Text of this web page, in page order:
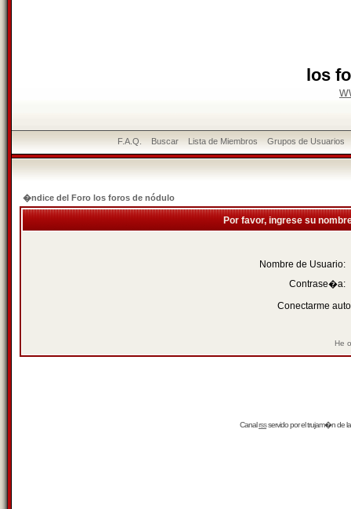
los
F.A.Q. Buscar Lista de Miembros Grupos de Usuarios
�ndice del Foro los foros de nódulo
Por favor, ingrese su
Nombre de Usuario:
Contrase�a:
Conectarme
He
Canalrssservido por eltrujam�nde